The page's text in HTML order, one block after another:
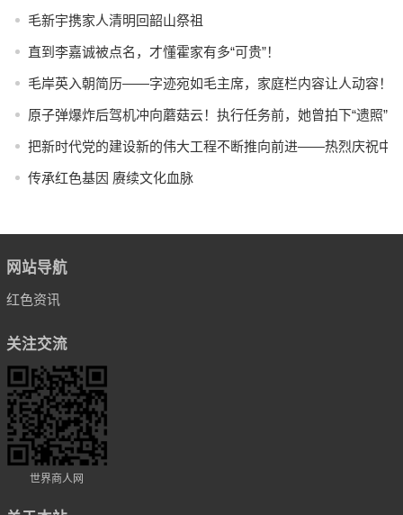
毛新宇携家人清明回韶山祭祖
直到李嘉诚被点名，才懂霍家有多“可贵”！
毛岸英入朝简历——字迹宛如毛主席，家庭栏内容让人动容！
原子弹爆炸后驾机冲向蘑菇云！执行任务前，她曾拍下“遗照”
把新时代党的建设新的伟大工程不断推向前进——热烈庆祝中
传承红色基因 赓续文化血脉
网站导航
红色资讯
关注交流
世界商人网